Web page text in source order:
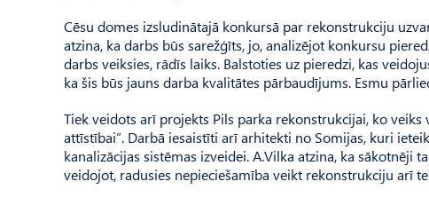
Cēsu domes izsludinātajā konkursā par rekonstrukciju
atzina, ka darbs būs sarežģīts, jo, analizējot konkursu
darbs veiksies, rādīs laiks. Balstoties uz pieredzi, kas
ka šis būs jauns darba kvalitātes pārbaudījums. Esmu
Tiek veidots arī projekts Pils parka rekonstrukcijai, ko
attīstībai”. Darbā iesaistīti arī arhitekti no Somijas, kuri
kanalizācijas sistēmas izveidei. A.Vilka atzina, ka
veidojot, radusies nepieciešamība veikt rekonstrukciju arī